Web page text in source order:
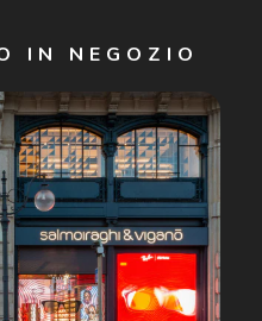
di avere più di 16 anni e
Personali da parte di
di offerte speciali, novità
pubblicitario (consultare
informazioni).
IN NEGOZIO